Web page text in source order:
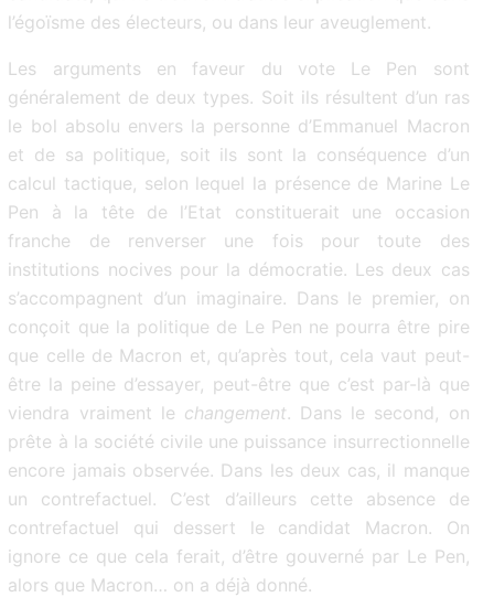
l’égoïsme des électeurs, ou dans leur aveuglement.
Les arguments en faveur du vote Le Pen sont
généralement de deux types. Soit ils résultent d’un ras
le bol absolu envers la personne d’Emmanuel Macron
et de sa politique, soit ils sont la conséquence d’un
calcul tactique, selon lequel la présence de Marine Le
Pen à la tête de l’Etat constituerait une occasion
franche de renverser une fois pour toute des
institutions nocives pour la démocratie. Les deux cas
s’accompagnent d’un imaginaire. Dans le premier, on
conçoit que la politique de Le Pen ne pourra être pire
que celle de Macron et, qu’après tout, cela vaut peut-
être la peine d’essayer, peut-être que c’est par-là que
viendra vraiment le changement. Dans le second, on
prête à la société civile une puissance insurrectionnelle
encore jamais observée. Dans les deux cas, il manque
un contrefactuel. C’est d’ailleurs cette absence de
contrefactuel qui dessert le candidat Macron. On
ignore ce que cela ferait, d’être gouverné par Le Pen,
alors que Macron… on a déjà donné.